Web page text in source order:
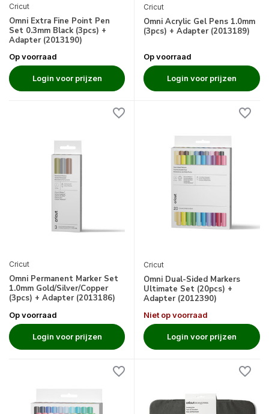
Cricut
Omni Extra Fine Point Pen
Set 0.3mm Black (3pcs) +
Adapter (2013190)
Op voorraad
Login voor prijzen
Cricut
Omni Acrylic Gel Pens 1.0mm
(3pcs) + Adapter (2013189)
Op voorraad
Login voor prijzen
Cricut
Omni Permanent Marker Set
1.0mm Gold/Silver/Copper
(3pcs) + Adapter (2013186)
Op voorraad
Login voor prijzen
Cricut
Omni Dual-Sided Markers
Ultimate Set (20pcs) +
Adapter (2012390)
Niet op voorraad
Login voor prijzen